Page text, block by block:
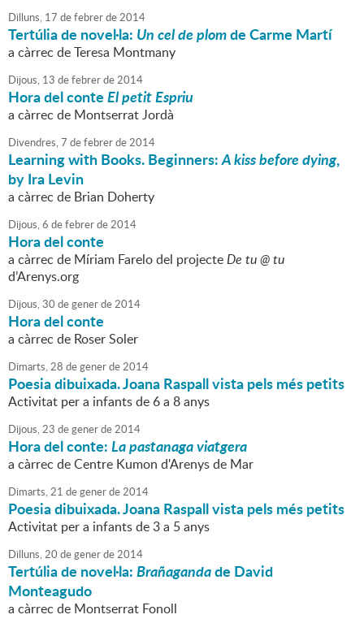
Dilluns, 17 defebrerde2014
Tertúlia de novel·la: Un cel de plomde Carme Martí
a càrrec de Teresa Montmany
Dijous, 13 defebrerde2014
Hora del conteEl petit Espriu
a càrrec de Montserrat Jordà
Divendres,7 defebrerde2014
Learning with Books. Beginners:A kiss before dying,
by Ira Levin
a càrrec de Brian Doherty
Dijous,6 defebrerde2014
Hora del conte
a càrrec de Míriam Farelo del projecteDe tu @ tu
d’Arenys.org
Dijous,30 degenerde2014
Hora del conte
a càrrec de Roser Soler
Dimarts,28 degenerde2014
Poesia dibuixada. Joana Raspall vista pels més petits
Activitat per a infants de 6 a 8 anys
Dijous,23 degenerde2014
Hora del conte:La pastanaga viatgera
a càrrec de Centre Kumon d'Arenys de Mar
Dimarts,21 degenerde2014
Poesia dibuixada. Joana Raspall vista pels més petits
Activitat per a infants de 3 a 5 anys
Dilluns,20 degenerde2014
Tertúlia de novel·la:Brañagandade David
Monteagudo
a càrrec de Montserrat Fonoll